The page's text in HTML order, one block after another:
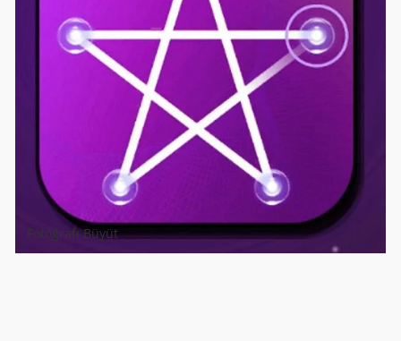
Fotoğrafı Büyüt